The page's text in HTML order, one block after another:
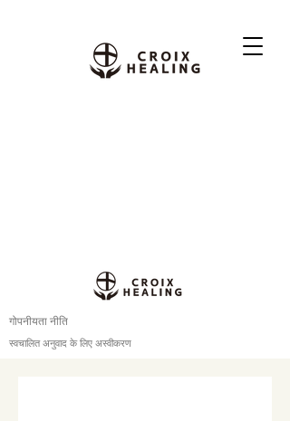
गोपनीयता नीति
स्वचालित अनुवाद के लिए अस्वीकरण